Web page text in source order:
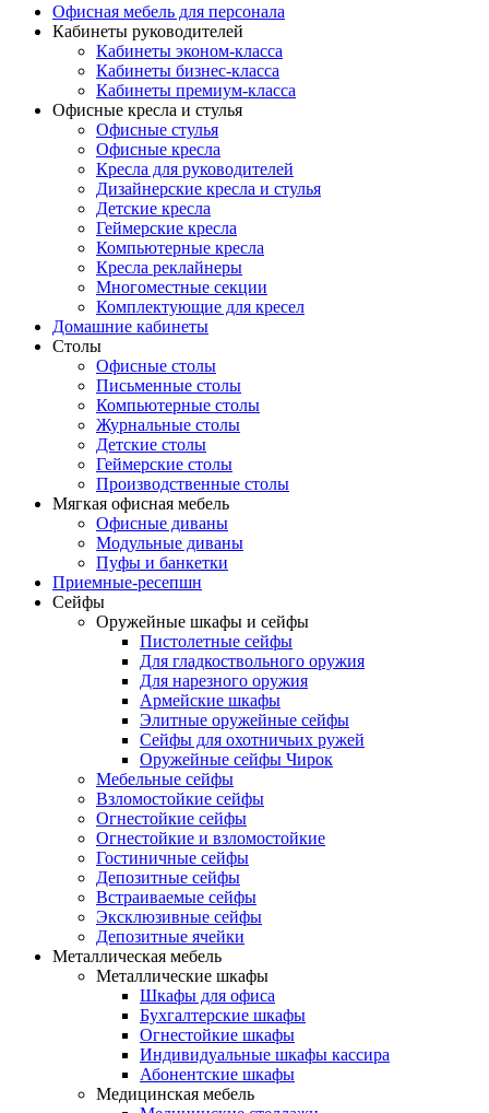
Офисная мебель для персонала
Кабинеты руководителей
Кабинеты эконом-класса
Кабинеты бизнес-класса
Кабинеты премиум-класса
Офисные кресла и стулья
Офисные стулья
Офисные кресла
Кресла для руководителей
Дизайнерские кресла и стулья
Детские кресла
Геймерские кресла
Компьютерные кресла
Кресла реклайнеры
Многоместные секции
Комплектующие для кресел
Домашние кабинеты
Столы
Офисные столы
Письменные столы
Компьютерные столы
Журнальные столы
Детские столы
Геймерские столы
Производственные столы
Мягкая офисная мебель
Офисные диваны
Модульные диваны
Пуфы и банкетки
Приемные-ресепшн
Сейфы
Оружейные шкафы и сейфы
Пистолетные сейфы
Для гладкоствольного оружия
Для нарезного оружия
Армейские шкафы
Элитные оружейные сейфы
Сейфы для охотничьих ружей
Оружейные сейфы Чирок
Мебельные сейфы
Взломостойкие сейфы
Огнестойкие сейфы
Огнестойкие и взломостойкие
Гостиничные сейфы
Депозитные сейфы
Встраиваемые сейфы
Эксклюзивные сейфы
Депозитные ячейки
Металлическая мебель
Металлические шкафы
Шкафы для офиса
Бухгалтерские шкафы
Огнестойкие шкафы
Индивидуальные шкафы кассира
Абонентские шкафы
Медицинская мебель